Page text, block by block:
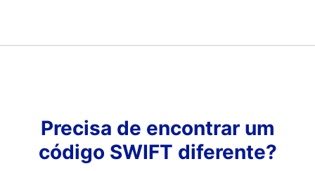
Precisa de encontrar um
código SWIFT diferente?